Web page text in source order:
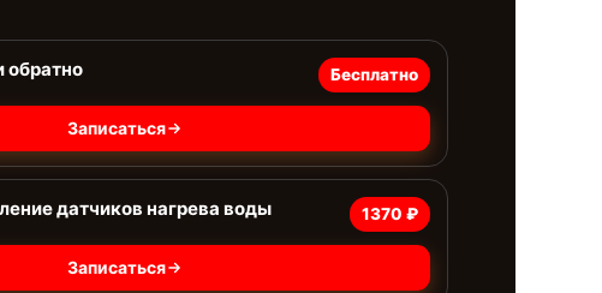
обратно Бесплатно
Записаться
датчиков нагрева воды 1370 ₽
Записаться